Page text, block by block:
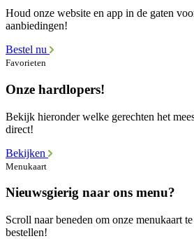
Houd onze website en app in de gaten
aanbiedingen!
Bestel nu
Favorieten
Onze hardlopers!
Bekijk hieronder welke gerechten het
direct!
Bekijken
Menukaart
Nieuwsgierig naar ons menu?
Scroll naar beneden om onze menukaart
bestellen!